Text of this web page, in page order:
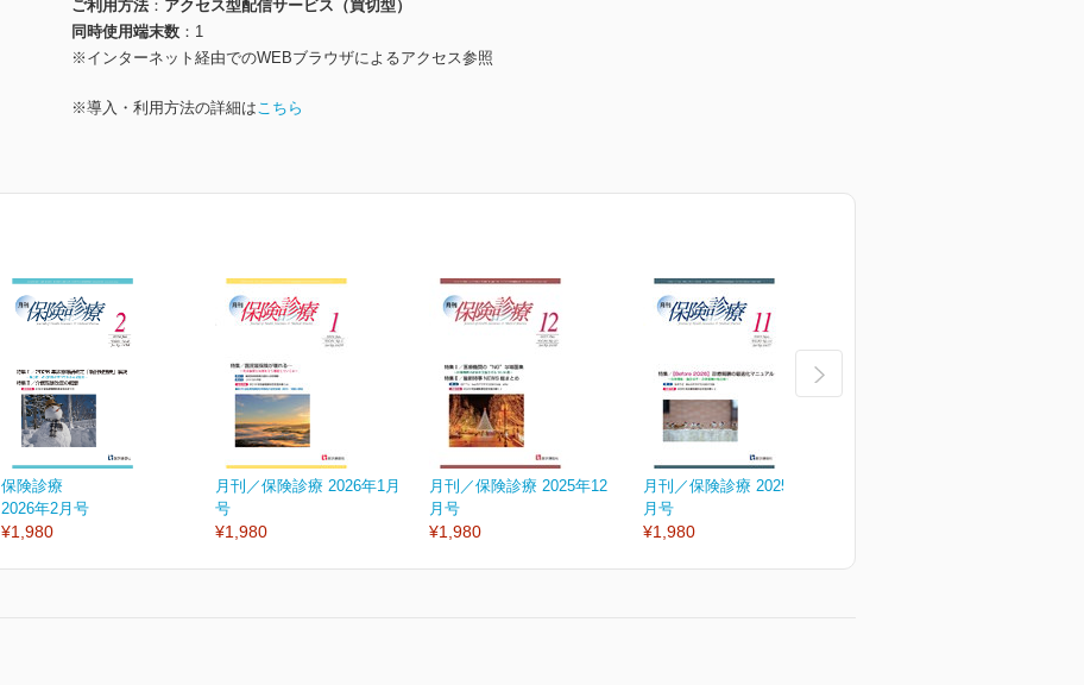
ご利用方法
アクセス型配信サービス（買切型）
同時使用端末数
1
※インターネット経由でのWEBブラウザによるアクセス参照
※導入・利用方法の詳細はこちら
保険診療
2026年2月号
¥1,980
月刊／保険診療 2026年1月
号
¥1,980
月刊／保険診療 2025年12
月号
¥1,980
月刊／保険診療 2025年11
月号
¥1,980